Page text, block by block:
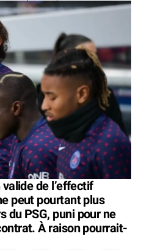
de l’effectif
peut pourtant plus
du PSG, puni pour ne
À raison pourrait-